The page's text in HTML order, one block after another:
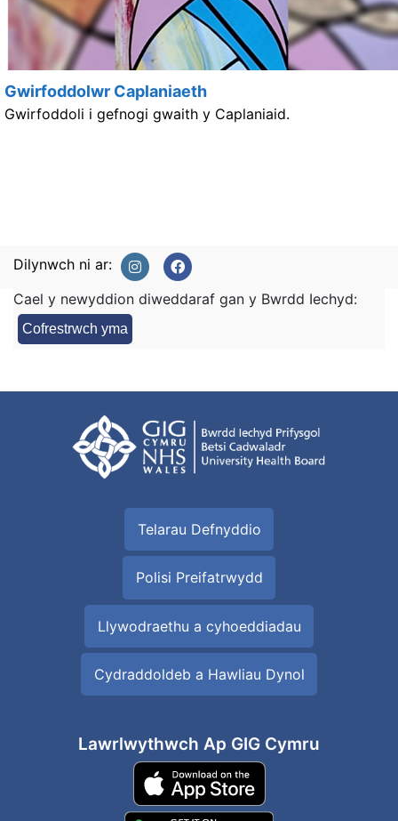
Gwirfoddolwr Caplaniaeth
Gwirfoddoli i gefnogi gwaith y Caplaniaid.
Dilynwch ni ar:
Cael y newyddion diweddaraf gan y Bwrdd Iechyd:
Cofrestrwch yma
Telarau Defnyddio
Polisi Preifatrwydd
Llywodraethu a cyhoeddiadau
Cydraddoldeb a Hawliau Dynol
Lawrlwythwch Ap GIG Cymru